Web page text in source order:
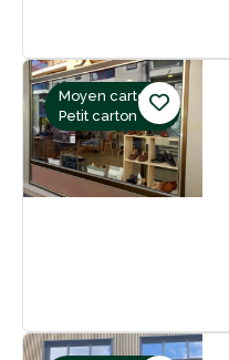
Moyen carton,
Petit carton